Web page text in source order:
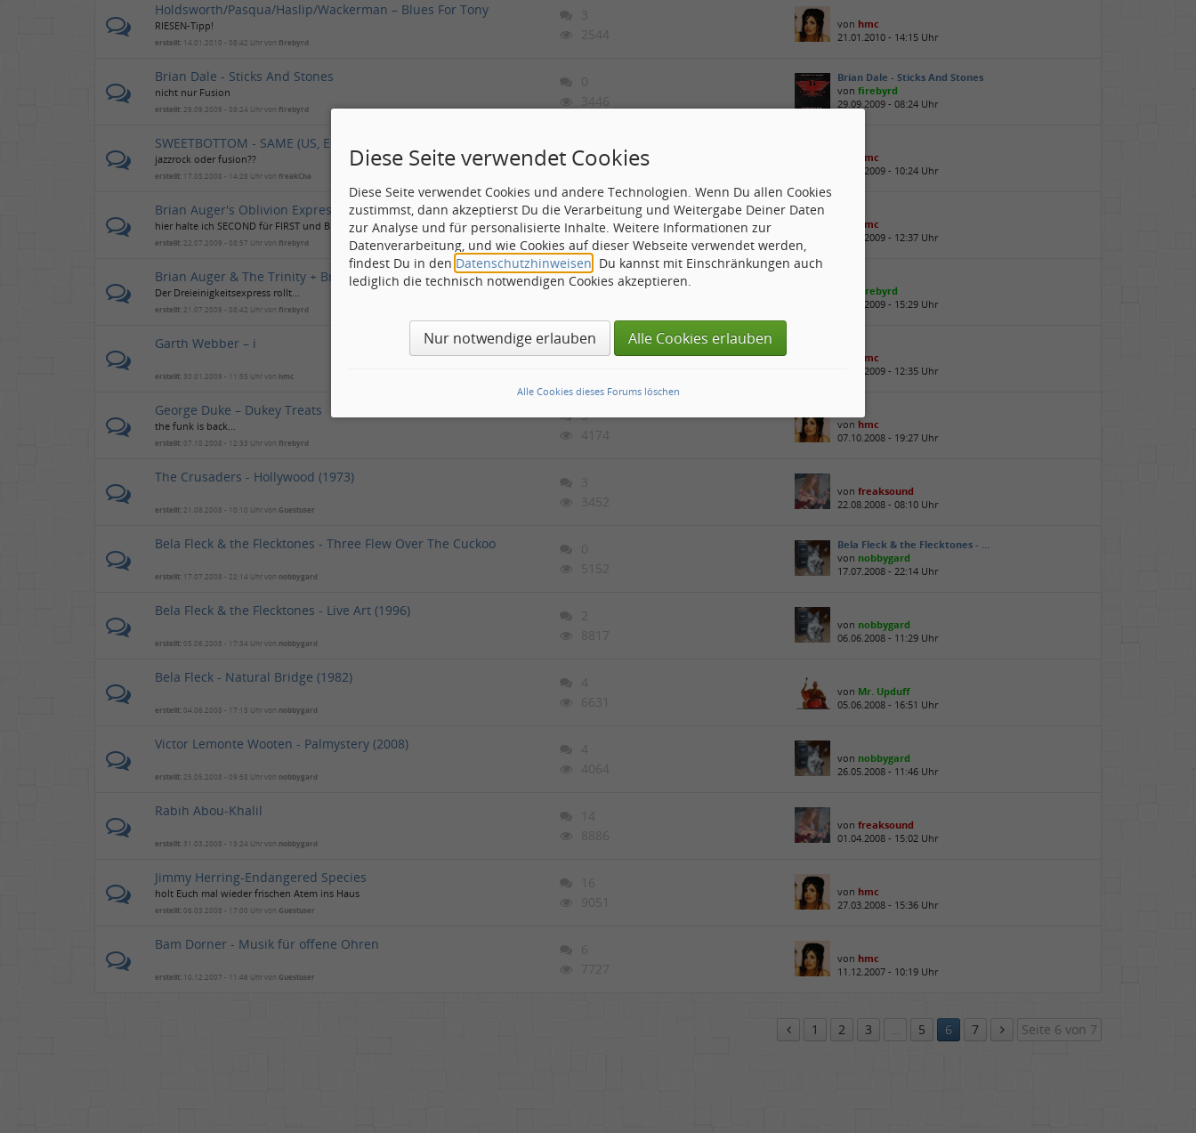
Holdsworth/Pasqua/Haslip/Wackerman – Blues For Tony
RIESEN-Tipp!
erstellt: 14.01.2010 - 08:42 Uhr vonfirebyrd
von hmc
21.01.2010 - 14:15 Uhr
Brian Dale - Sticks And Stones
nicht nur Fusion
erstellt: 29.09.2009 - 08:24 Uhr vonfirebyrd
3446
Brian Dale - Sticks And Stones
vonfirebyrd
29.09.2009 - 08:24 Uhr
SWEETBOTTOM - SAME (US, ELEKTRA, 78)
jazzrock oder fusion??
erstellt: 17.05.2008 - 14:28 Uhr vonfreakCha
5
4180
hmc
14.08.2009 - 10:24 Uhr
Brian Auger's Oblivion Express - A Better Land / Second Wind
hier halte ich SECOND für FIRST und BETTER für WORSE
erstellt: 22.07.2009 - 08:57 Uhr vonfirebyrd
1
4295
hmc
22.07.2009 - 12:37 Uhr
Brian Auger & The Trinity + Brian Auger's Oblivion Expre
Der Dreieinigkeitsexpress rollt...
erstellt: 21.07.2009 - 08:42 Uhr vonfirebyrd
14
firebyrd
21.07.2009 - 15:29 Uhr
Garth Webber – i
erstellt: 30.01.2009 - 11:55 Uhr von hmc
3
hmc
05.02.2009 - 12:35 Uhr
George Duke – Dukey Treats
the funk is back...
erstellt: 07.10.2008 - 12:33 Uhr vonfirebyrd
3
von hmc
07.10.2008 - 19:27 Uhr
The Crusaders - Hollywood (1973)
erstellt: 21.08.2008 - 10:10 Uhr von Guestuser
vonfreaksound
22.08.2008 - 08:10 Uhr
Bela Fleck & the Flecktones - Three Flew Over The Cuckoo
erstellt: 17.07.2008 - 22:14 Uhr von nobbygard
Bela Fleck & the Flecktones - …
von nobbygard
17.07.2008 - 22:14 Uhr
Bela Fleck & the Flecktones - Live Art (1996)
erstellt: 05.06.2008 - 17:34 Uhr von nobbygard
von nobbygard
06.06.2008 - 11:29 Uhr
Bela Fleck - Natural Bridge (1982)
erstellt: 04.06.2008 - 17:15 Uhr von nobbygard
von Mr. Upduff
05.06.2008 - 16:51 Uhr
Victor Lemonte Wooten - Palmystery (2008)
erstellt: 25.05.2008 - 09:58 Uhr von nobbygard
von nobbygard
26.05.2008 - 11:46 Uhr
Rabih Abou-Khalil
erstellt: 31.03.2008 - 13:24 Uhr von nobbygard
vonfreaksound
01.04.2008 - 15:02 Uhr
Jimmy Herring-Endangered Species
holt Euch mal wieder frischen Atem ins Haus
erstellt: 06.03.2008 - 17:00 Uhr von Guestuser
von hmc
27.03.2008 - 15:36 Uhr
Bam Dorner - Musik für offene Ohren
erstellt: 10.12.2007 - 11:46 Uhr von Guestuser
von hmc
11.12.2007 - 10:19 Uhr
1 2 3 … 5 6 7 Seite 6 von 7
Diese Seite verwendet Cookies
Diese Seite verwendet Cookies und andere Technologien. Wenn Du allen Cookies
zustimmst, dann akzeptierst Du die Verarbeitung und Weitergabe Deiner Daten
zur Analyse und für personalisierte Inhalte. Weitere Informationen zur
Datenverarbeitung, und wie Cookies auf dieser Webseite verwendet werden,
findest Du in den Datenschutzhinweisen . Du kannst mit Einschränkungen auch
lediglich die technisch notwendigen Cookies akzeptieren.
Nur notwendige erlauben Alle Cookies erlauben
Alle Cookies dieses Forums löschen